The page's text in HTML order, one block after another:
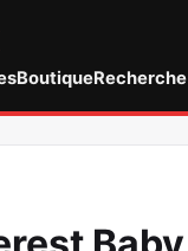
BoutiqueRecherche